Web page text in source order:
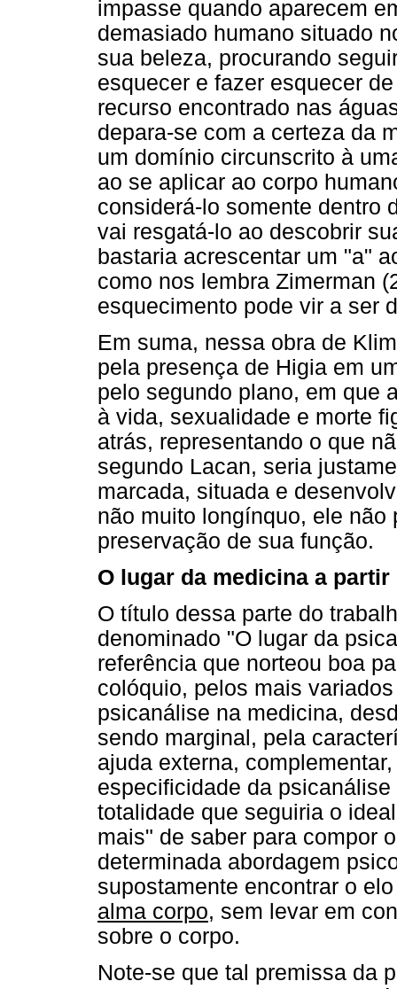
impasse quando aparecem
demasiado humano situado
sua beleza, procurando
esquecer e fazer esquecer
recurso encontrado nas
depara-se com a certeza da
um domínio circunscrito à
ao se aplicar ao corpo
considerá-lo somente dentro
vai resgatá-lo ao descobrir
bastaria acrescentar um "a"
como nos lembra Zimerman
esquecimento pode vir a ser
Em suma, nessa obra de
pela presença de Higia em
pelo segundo plano, em que
à vida, sexualidade e morte
atrás, representando o que
segundo Lacan, seria
marcada, situada e
não muito longínquo, ele
preservação de sua função.
O lugar da medicina a
O título dessa parte do
denominado "O lugar da
referência que norteou boa
colóquio, pelos mais
psicanálise na medicina,
sendo marginal, pela
ajuda externa,
especificidade da
totalidade que seguiria o
mais" de saber para compor
determinada abordagem
supostamente encontrar o
alma corpo, sem levar em
sobre o corpo.
Note-se que tal premissa da